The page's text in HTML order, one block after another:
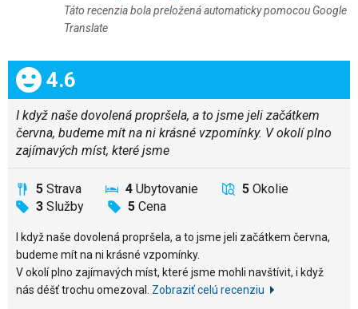
Táto recenzia bola preložená automaticky pomocou Google
Translate
Celkom:
4.6
I když naše dovolená propršela, a to jsme jeli začátkem
června, budeme mít na ni krásné vzpomínky. V okolí plno
zajímavých míst, které jsme
5 Strava 4 Ubytovanie 5 Okolie
3 Služby 5 Cena
I když naše dovolená propršela, a to jsme jeli začátkem června,
budeme mít na ni krásné vzpomínky.
V okolí plno zajímavých míst, které jsme mohli navštívit, i když
nás déšť trochu omezoval. Zobraziť celú recenziu